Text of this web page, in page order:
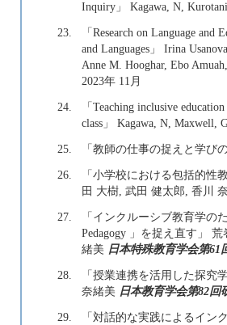
Inquiry」 Kagawa, N,
23.
「Research on Language
and Languages」 Irina
Anne M. Hooghar, Ebo
2023年 11月
24.
「Teaching inclusive
class」 Kagawa, N, Maxwell,
25.
「教師の仕事の捉えと学び
26.
「小学校における包括的
田 大樹, 武田 健太郎, 香川
27.
「インクルーシブ教育学
Pedagogy 」を捉え直す」
緒美 日本特殊教育学会第61
28.
「授業連携を活用した探
奈緒美 日本教育学会第82回
29.
「対話的な実践によるイン